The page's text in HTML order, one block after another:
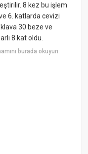
8 kez bu işlem
6. katlarda cevizi
30 beze ve
8 kat oldu.
burada okuyun: